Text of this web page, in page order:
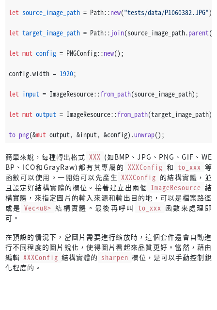
let source_image_path = Path::new("tests/data/P1060382.JPG");
let target_image_path = Path:: join(source_image_path.parent
let mut config = PNGConfig::new();
config.width = 1920;
let input = ImageResource::from_path(source_image_path);
let mut output = ImageResource::from_path(target_image_path);
to_png(&mut output, &input, &config).unwrap();
簡單來說，每種轉出格式 XXX (如BMP、JPG、PNG、GIF、WE
BP、ICO和GrayRaw)都有其專屬的 XXXConfig 和 to_xxx 等
函數可以使用。一開始可以先產生 XXXConfig 的結構實體，並
且設定好結構實體的欄位。接著建立出兩個 ImageResource 結
構實體，來指定圖片的輸入來源和輸出目的地，可以是檔案路徑
或是 Vec<u8> 結構實體。最後再呼叫 to_xxx 函數來處理即
可。
在預設的情況下，當圖片需要進行縮放時，這個套件還會自動進
行不同程度的圖片銳化，使得圖片看起來品質更好。當然，藉由
編輯 XXXConfig 結構實體的 sharpen 欄位，是可以手動控制銳
化程度的。